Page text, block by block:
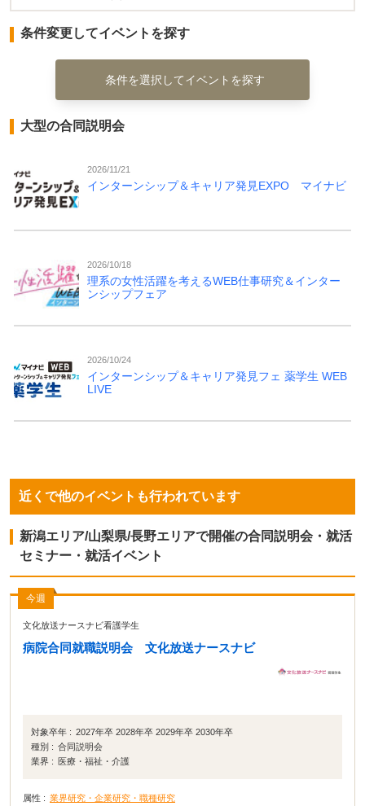
条件変更してイベントを探す
条件を選択してイベントを探す
大型の合同説明会
2026/11/21
インターンシップ＆キャリア発見EXPO マイナビ
2026/10/18
理系の女性活躍を考えるWEB仕事研究＆インター
ンシップフェア
2026/10/24
インターンシップ＆キャリア発見フェ 薬学生 WEB
LIVE
近くで他のイベントも行われています
新潟エリア/山梨県/長野エリアで開催の合同説明会・就活
セミナー・就活イベント
今週
文化放送ナースナビ看護学生
病院合同就職説明会 文化放送ナースナビ
対象卒年 : 2027年卒 2028年卒 2029年卒 2030年卒
種別 : 合同説明会
業界 :
医療・福祉・介護
属性 : 業界研究・企業研究・職種研究